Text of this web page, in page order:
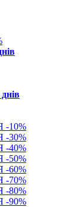
днiв
10%
30%
40%
50%
60%
70%
80%
90%